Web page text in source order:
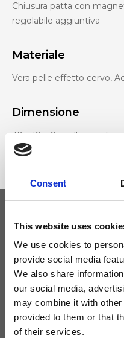
Consent
This website uses
We use cookies to
provide social media
We also share
our social media,
may combine it with
provided to them or that
of their services.
Chiusura patta con
regolabile aggiuntiva
Materiale
Vera pelle effetto cervo,
Dimensione
30 x 18 x 8cm (l x a x p)
Tieniti
Non perdere le novità di